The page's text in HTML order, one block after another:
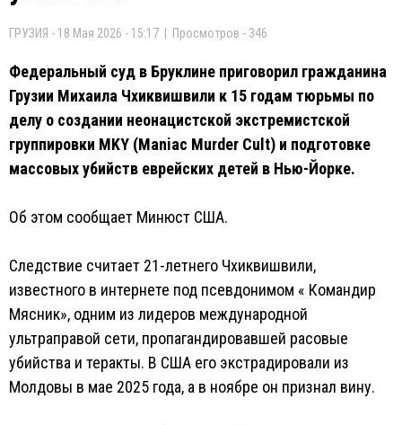
ГРУЗИЯ - 18 Мая 2026 - 15:17 | Просмотров - 346
Федеральный суд в Бруклине приговорил гражданина
Грузии Михаила Чхиквишвили к 15 годам тюрьмы по
делу о создании неонацистской экстремистской
группировки MKY (Maniac Murder Cult) и подготовке
массовых убийств еврейских детей в Нью-Йорке.
Об этом сообщает Минюст США.
Следствие считает 21-летнего Чхиквишвили,
известного в интернете под псевдонимом « Командир
Мясник», одним из лидеров международной
ультраправой сети, пропагандировавшей расовые
убийства и теракты. В США его экстрадировали из
Молдовы в мае 2025 года, а в ноябре он признал вину.